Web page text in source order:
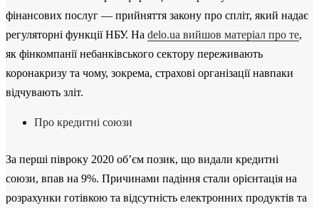
фінансових послуг — прийняття закону про спліт, який надає
регуляторні функції НБУ. На delo.ua вийшов матеріал про те,
як фінкомпанії небанківського сектору переживають
коронакризу та чому, зокрема, страхові організації навпаки
відчувають зліт.
Про кредитні союзи
За перші півроку 2020 об’єм позик, що видали кредитні
союзи, впав на 9%. Причинами падіння стали орієнтація на
розрахунки готівкою та відсутність електронних продуктів та